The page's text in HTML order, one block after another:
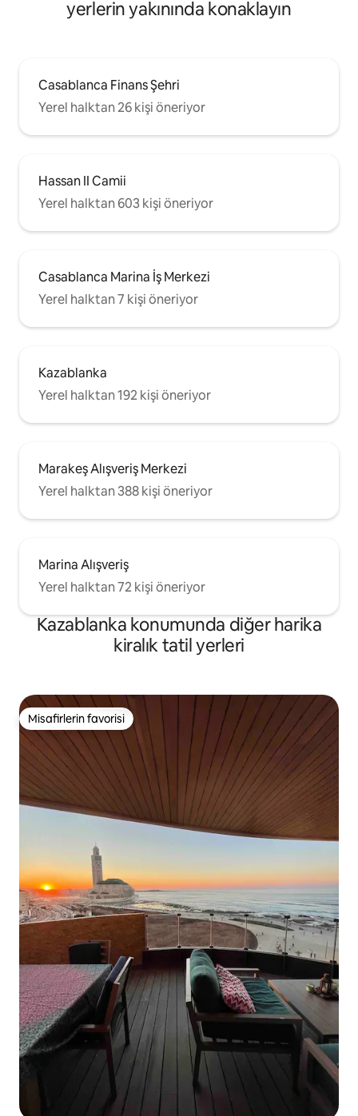
yerlerin yakınında konaklayın
Casablanca Finans Şehri
Yerel halktan 26 kişi öneriyor
Hassan II Camii
Yerel halktan 603 kişi öneriyor
Casablanca Marina İş Merkezi
Yerel halktan 7 kişi öneriyor
Kazablanka
Yerel halktan 192 kişi öneriyor
Marakeş Alışveriş Merkezi
Yerel halktan 388 kişi öneriyor
Marina Alışveriş
Yerel halktan 72 kişi öneriyor
Kazablanka konumunda diğer harika
kiralık tatil yerleri
Misafirlerin favorisi
Misafirlerin favorisi